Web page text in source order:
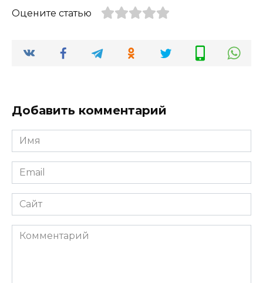
Оцените статью
Добавить комментарий
Имя
*
Email
*
Сайт
Комментарий